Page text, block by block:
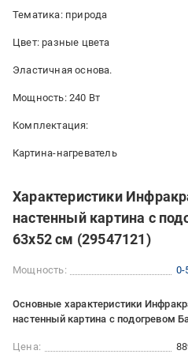
Тематика: природа
Цвет: разные цвета
Эластичная основа.
Мощность: 240 Вт
Комплектация:
Картина-нагреватель
Характеристики
настенный картина с
63х52 см (29547121)
Мощность: 0-
Основные характеристики
настенный картина с подогревом
Цена: